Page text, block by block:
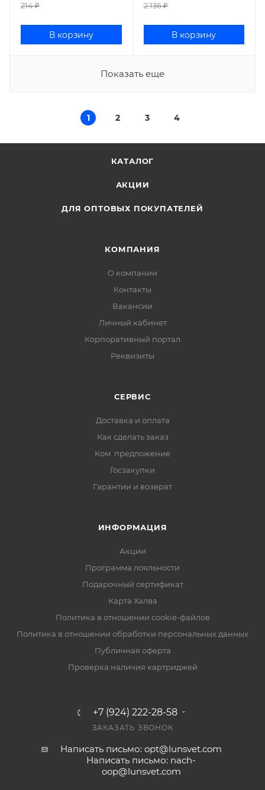
214₽
В корзину
2 136₽
В корзину
Показать еще
1 2 3 4
КАТАЛОГ
АКЦИИ
ДЛЯ ОПТОВЫХ ПОКУПАТЕЛЕЙ
КОМПАНИЯ
О компании
Контакты
Вакансии
Личный кабинет
Корпоративный портал
Реквизиты
СЕРВИС
Доставка и оплата
Как сделать заказ
Ком. предложение
Госзакупки
Гарантии и возврат
ИНФОРМАЦИЯ
Акции
Программа лояльности
Подарочный сертификат
Карта Халва
Политика в отношении cookie-файлов
Политика в отношении обработки персональных данных
Публичная оферта
Проверка наличия картриджей
+7 (924) 222-28-58
ЗАКАЗАТЬ ЗВОНОК
Написать письмо: opt@lunsvet.com
Написать письмо: nach-
oop@lunsvet.com